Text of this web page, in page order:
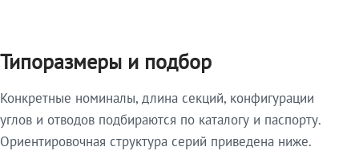
Типоразмеры и подбор
Конкретные номиналы, длина секций, конфигурации
углов и отводов подбираются по каталогу и паспорту.
Ориентировочная структура серий приведена ниже.